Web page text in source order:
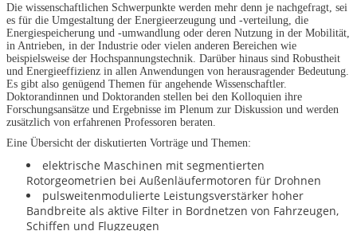
Die wissenschaftlichen Schwerpunkte werden mehr denn je nachgefragt, sei
es für die Umgestaltung der Energieerzeugung und -verteilung, die
Energiespeicherung und -umwandlung oder deren Nutzung in der Mobilität,
in Antrieben, in der Industrie oder vielen anderen Bereichen wie
beispielsweise der Hochspannungstechnik. Darüber hinaus sind Robustheit
und Energieeffizienz in allen Anwendungen von herausragender Bedeutung.
Es gibt also genügend Themen für angehende Wissenschaftler.
Doktorandinnen und Doktoranden stellen bei den Kolloquien ihre
Forschungsansätze und Ergebnisse im Plenum zur Diskussion und werden
zusätzlich von erfahrenen Professoren beraten.
Eine Übersicht der diskutierten Vorträge und Themen:
elektrische Maschinen mit segmentierten
Rotorgeometrien bei Außenläufermotoren für Drohnen
pulsweitenmodulierte Leistungsverstärker hoher
Bandbreite als aktive Filter in Bordnetzen von Fahrzeugen,
Schiffen und Flugzeugen